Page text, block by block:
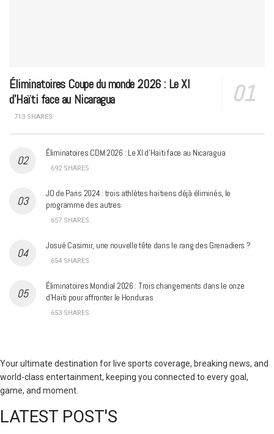
Éliminatoires Coupe du monde 2026 : Le XI
d’Haïti face au Nicaragua
713 SHARES
Éliminatoires CDM 2026 : Le XI d’Haïti face au Nicaragua
692 SHARES
JO de Paris 2024 : trois athlètes haïtiens déjà éliminés, le
programme des autres
657 SHARES
Josué Casimir, une nouvelle tête dans le rang des Grenadiers ?
654 SHARES
Éliminatoires Mondial 2026 : Trois changements dans le onze
d’Haïti pour affronter le Honduras
653 SHARES
Your ultimate destination for live sports coverage, breaking news, and
world-class entertainment, keeping you connected to every goal,
game, and moment.
LATEST POST'S